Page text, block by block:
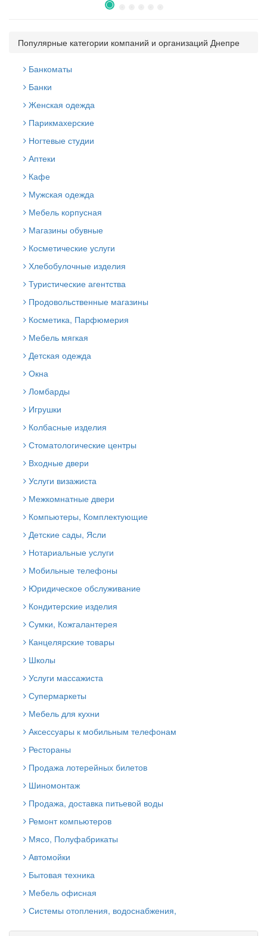
Популярные категории компаний и организаций Днепре
Банкоматы
Банки
Женская одежда
Парикмахерские
Ногтевые студии
Аптеки
Кафе
Мужская одежда
Мебель корпусная
Магазины обувные
Косметические услуги
Хлебобулочные изделия
Туристические агентства
Продовольственные магазины
Косметика, Парфюмерия
Мебель мягкая
Детская одежда
Окна
Ломбарды
Игрушки
Колбасные изделия
Стоматологические центры
Входные двери
Услуги визажиста
Межкомнатные двери
Компьютеры, Комплектующие
Детские сады, Ясли
Нотариальные услуги
Мобильные телефоны
Юридическое обслуживание
Кондитерские изделия
Сумки, Кожгалантерея
Канцелярские товары
Школы
Услуги массажиста
Супермаркеты
Мебель для кухни
Аксессуары к мобильным телефонам
Рестораны
Продажа лотерейных билетов
Шиномонтаж
Продажа, доставка питьевой воды
Ремонт компьютеров
Мясо, Полуфабрикаты
Автомойки
Бытовая техника
Мебель офисная
Системы отопления, водоснабжения,